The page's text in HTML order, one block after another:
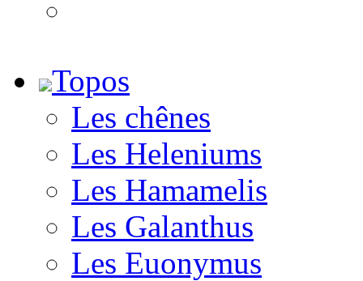
Topos
Les chênes
Les Heleniums
Les Hamamelis
Les Galanthus
Les Euonymus